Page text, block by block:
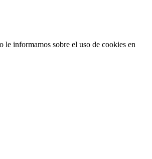
informamos sobre el uso de cookies en